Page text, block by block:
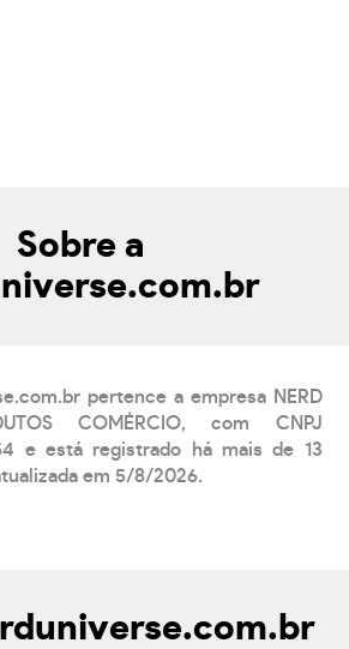
Sobre a
pertence a empresa NERD
COMÉRCIO, com CNPJ
e está registrado há mais de 13
em 5/8/2026.